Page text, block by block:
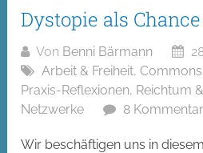
Dystopie als Chance
Von Benni Bärmann
Arbeit & Freiheit,Commons
Praxis-Reflexionen, Reichtum
Netzwerke
8
Wir beschäftigen uns in